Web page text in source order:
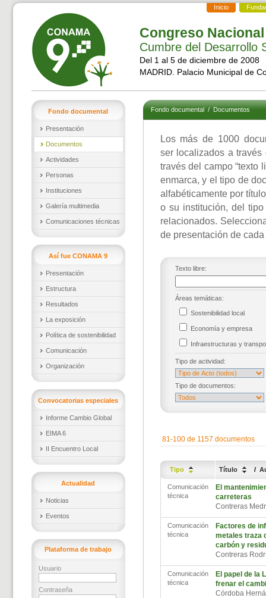
Inicio
Congreso
Cumbre del Desarrollo
Del 1 al 5 de diciembre de 2008
MADRID. Palacio Municipal de
Fondo documental
Presentación
Documentos
Actividades
Personas
Instituciones
Galería multimedia
Comunicaciones técnicas
Así fue CONAMA 9
Presentación
Estructura
Resultados
La exposición
Política de sostenibilidad
Comunicación
Organización
Convocatorias especiales
Informe Cambio Global
EIMA 6
II Encuentro Local
Actualidad
Noticias
Eventos
Plataforma de trabajo
Usuario
Contraseña
Fondo documental/Documentos
Los más de 1000
ser localizados a
través del campo “texto
enmarca, y el tipo de
alfabéticamente por
o su institución, del
relacionados.
de presentación de
Texto libre:
Áreas temáticas:
Sostenibilidad local
Economía y empresa
Infraestructuras y
Tipo de actividad:
Tipo de documentos:
81-100 de 1157 documentos
Tipo Título /
Comunicación
técnica
El
carreteras
Contreras
Comunicación
técnica
Factores de
metales traza
carbón y
Contreras
Comunicación
técnica
El papel de la
frenar el
Córdoba